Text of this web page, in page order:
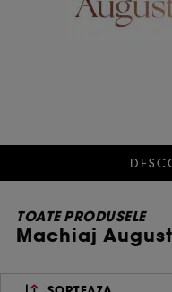
TOATE PRODUSELE
Machiaj